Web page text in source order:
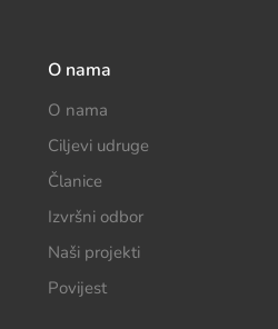
O nama
O nama
Ciljevi udruge
Članice
Izvršni odbor
Naši projekti
Povijest